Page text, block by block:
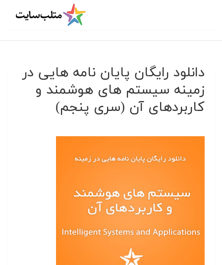
دانلود رایگان پایان نامه هایی در
زمینه سیستم های هوشمند و
کاربردهای آن (سری پنجم)